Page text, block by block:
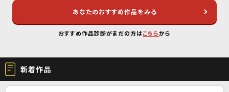
あなたのおすすめ作品をみる
おすすめ作品診断がまだの方はこちらから
新着作品